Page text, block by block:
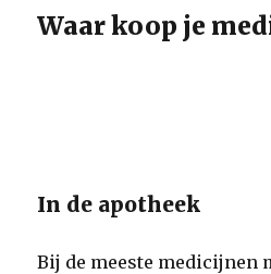
Waar koop je
In de apotheek
Bij de meeste medicijnen